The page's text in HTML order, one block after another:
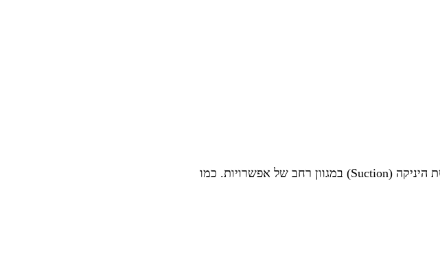
תאי התזה אברסיבית ("ניקוי חול") בשיטה ידנית ואוטומטית בשיטת לחץ (Pressure) או לחילופין בשיטת היניקה (Suction) במגוון רחב של אפשרויות. כמו